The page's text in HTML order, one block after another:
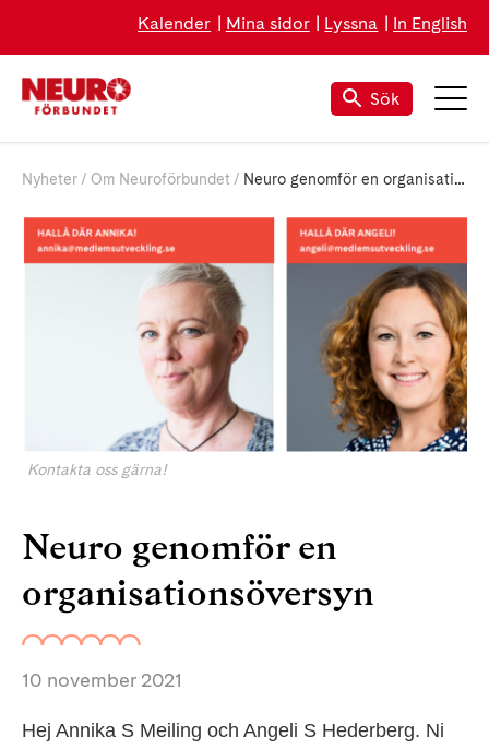
Kalender Mina sidor Lyssna In English
Sök
Nyheter Om Neuroförbundet Neuro genomför en organisationsöversyn
Kontakta oss gärna!
Neuro genomför en
organisationsöversyn
10 november 2021
Hej Annika S Meiling och Angeli S Hederberg. Ni